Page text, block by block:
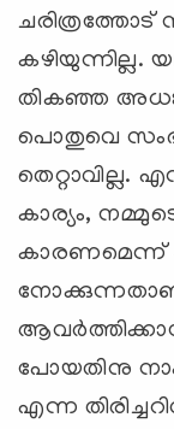
ചരിത്രത്തോട്
കഴിയുന്നില്ല.
തികഞ്ഞ
പൊതുവെ
കാര്യം,
കാരണമെന്ന്
പോയതിനു
എന്ന